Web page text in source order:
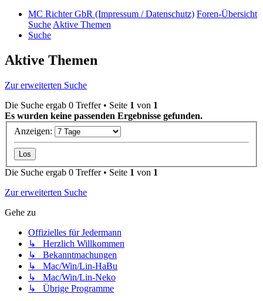
MC Richter GbR (Impressum / Datenschutz) Foren-Übersicht
SucheAktive Themen
Suche
Aktive Themen
Zur erweiterten Suche
Die Suche ergab 0 Treffer • Seite 1 von 1
Es wurden keine passenden Ergebnisse gefunden.
Anzeigen:
Die Suche ergab 0 Treffer • Seite 1 von 1
Zur erweiterten Suche
Gehe zu
Offizielles für Jedermann
↳ Herzlich Willkommen
↳ Bekanntmachungen
↳ Mac/Win/Lin-HaBu
↳ Mac/Win/Lin-Neko
↳ Übrige Programme